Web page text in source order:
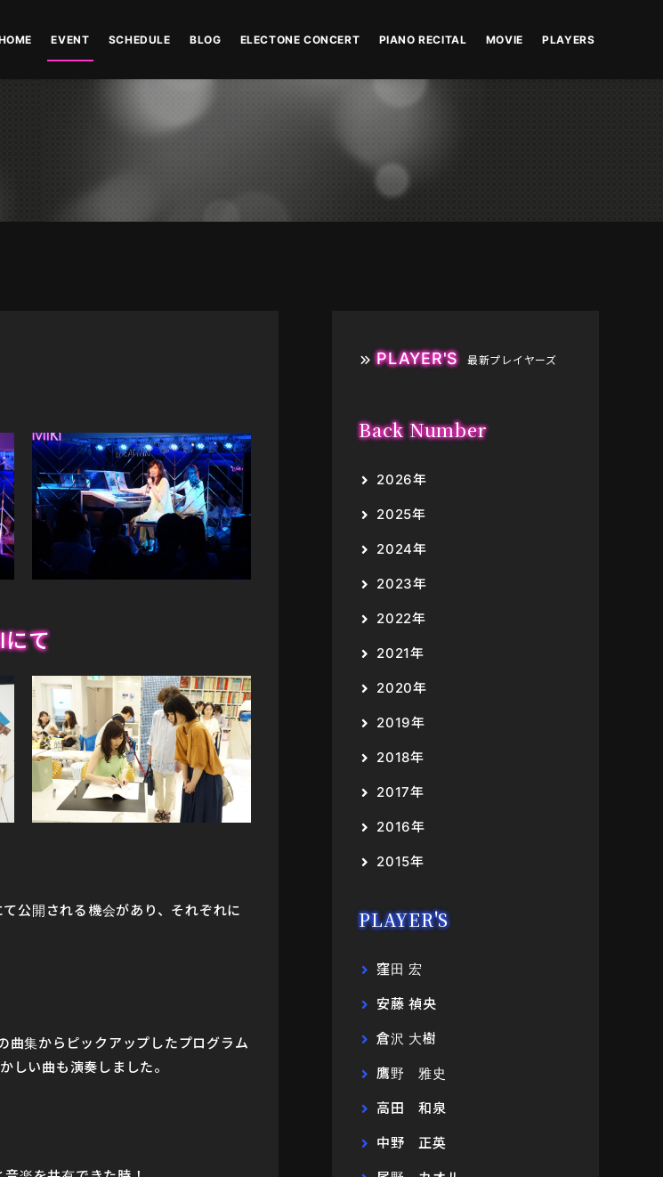
EVENT SCHEDULE BLOG ELECTONE CONCERT PIANO RECITAL MOVIE PLAYERS
て
公開される機会があり、それぞれに
曲集からピックアップしたプログラム
い曲も演奏しました。
PLAYER'S 最新プレイヤーズ
Back Number
2026年
2025年
2024年
2023年
2022年
2021年
2020年
2019年
2018年
2017年
2016年
2015年
PLAYER'S
窪田 宏
安藤 禎央
倉沢 大樹
鷹野 雅史
高田 和泉
中野 正英